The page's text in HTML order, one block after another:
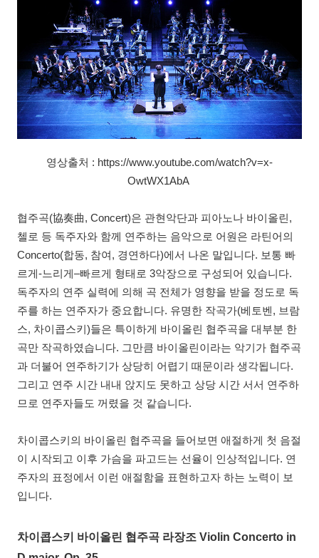
영상출처 : https://www.youtube.com/watch?v=x-
OwtWX1AbA
협주곡(協奏曲, Concert)은 관현악단과 피아노나 바이올린,
첼로 등 독주자와 함께 연주하는 음악으로 어원은 라틴어의
Concerto(합동, 참여, 경연하다)에서 나온 말입니다. 보통 빠
르게-느리게–빠르게 형태로 3악장으로 구성되어 있습니다.
독주자의 연주 실력에 의해 곡 전체가 영향을 받을 정도로 독
주를 하는 연주자가 중요합니다. 유명한 작곡가(베토벤, 브람
스, 차이콥스키)들은 특이하게 바이올린 협주곡을 대부분 한
곡만 작곡하였습니다. 그만큼 바이올린이라는 악기가 협주곡
과 더불어 연주하기가 상당히 어렵기 때문이라 생각됩니다.
그리고 연주 시간 내내 앉지도 못하고 상당 시간 서서 연주하
므로 연주자들도 꺼렸을 것 같습니다.
차이콥스키의 바이올린 협주곡을 들어보면 애절하게 첫 음절
이 시작되고 이후 가슴을 파고드는 선율이 인상적입니다. 연
주자의 표정에서 이런 애절함을 표현하고자 하는 노력이 보
입니다.
차이콥스키 바이올린 협주곡 라장조 Violin Concerto in